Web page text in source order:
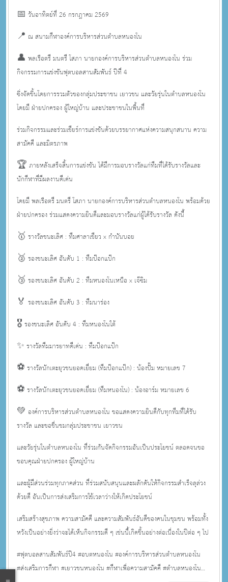
📅 วันอาทิตย์ที่ 26 กรกฎาคม 2569
📍 ณ สนามกีฬาองค์การบริหารส่วนตำบลหนองโน
👤 พลเรือตรี มนตรี โสภา นายกองค์การบริหารส่วนตำบลหนองโน ร่วม
กิจกรรมการแข่งขันฟุตบอลสานสัมพันธ์ ปีที่ 4
ซึ่งจัดขึ้นโดยการรวมตัวของกลุ่มประชาชน เยาวชน และวัยรุ่นในตำบลหนองโน
โดยมี ฝ่ายปกครอง ผู้ใหญ่บ้าน และประชาชนในพื้นที่
ร่วมกิจกรรมและร่วมเชียร์การแข่งขันด้วยบรรยากาศแห่งความสนุกสนาน ความ
สามัคคี และมิตรภาพ
🏆 ภายหลังเสร็จสิ้นการแข่งขัน ได้มีการมอบรางวัลแก่ทีมที่ได้รับรางวัลและ
นักกีฬาที่มีผลงานดีเด่น
โดยมี พลเรือตรี มนตรี โสภา นายกองค์การบริหารส่วนตำบลหนองโน พร้อมด้วย
ฝ่ายปกครอง ร่วมแสดงความยินดีและมอบรางวัลแก่ผู้ได้รับรางวัล ดังนี้
🥇 รางวัลชนะเลิศ : ทีมศาลาเขียว x กำนันบอย
🥈 รองชนะเลิศ อันดับ 1 : ทีมป๊อกแป๊ก
🥉 รองชนะเลิศ อันดับ 2 : ทีมหนองโนเหนือ x เจ๊ซิม
🏅 รองชนะเลิศ อันดับ 3 : ทีมนาร่อง
🎖️ รองชนะเลิศ อันดับ 4 : ทีมหนองโนใต้
✨ รางวัลทีมมารยาทดีเด่น : ทีมป๊อกแป๊ก
⚽ รางวัลนักเตะยุวชนยอดเยี่ยม (ทีมป๊อกแป๊ก) : น้องปั๊ม หมายเลข 7
⚽ รางวัลนักเตะยุวชนยอดเยี่ยม (ทีมหนองโน) : น้องอาร์ม หมายเลข 6
💚 องค์การบริหารส่วนตำบลหนองโน ขอแสดงความยินดีกับทุกทีมที่ได้รับ
รางวัล และขอชื่นชมกลุ่มประชาชน เยาวชน
และวัยรุ่นในตำบลหนองโน ที่ร่วมกันจัดกิจกรรมอันเป็นประโยชน์ ตลอดจนขอ
ขอบคุณฝ่ายปกครอง ผู้ใหญ่บ้าน
และผู้มีส่วนร่วมทุกภาคส่วน ที่ร่วมสนับสนุนและผลักดันให้กิจกรรมสำเร็จลุล่วง
ด้วยดี อันเป็นการส่งเสริมการใช้เวลาว่างให้เกิดประโยชน์
เสริมสร้างสุขภาพ ความสามัคคี และความสัมพันธ์อันดีของคนในชุมชน พร้อมทั้ง
หวังเป็นอย่างยิ่งว่าจะได้เห็นกิจกรรมดี ๆ เช่นนี้เกิดขึ้นอย่างต่อเนื่องในปีต่อ ๆ ไป
#ฟุตบอลสานสัมพันธ์ปี4 #อบตหนองโน #องค์การบริหารส่วนตำบลหนองโน
#ส่งเสริมการกีฬา #เยาวชนหนองโน #กีฬาเพื่อความสามัคคี #ตำบลหนองโน